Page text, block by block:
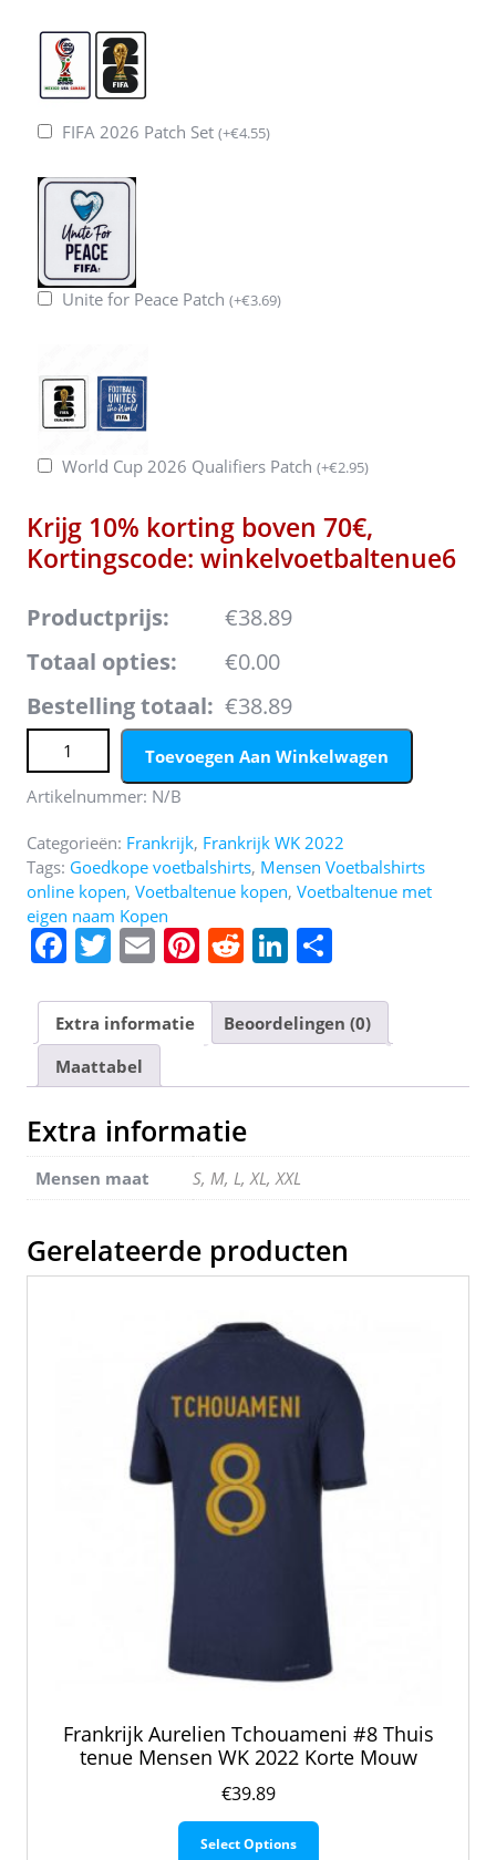
FIFA 2026 Patch Set (+€4.55)
Unite for Peace Patch (+€3.69)
World Cup 2026 Qualifiers Patch (+€2.95)
Krijg 10% korting boven 70€,
Kortingscode: winkelvoetbaltenue6
Productprijs:
€38.89
Totaal opties:
€0.00
Bestelling totaal: €38.89
Frankrijk Uit tenue Mensen WK 2022 Korte Mouw aantal
Toevoegen Aan Winkelwagen
Artikelnummer: N/B
Categorieën: Frankrijk, Frankrijk WK 2022
Tags: Goedkope voetbalshirts, Mensen Voetbalshirts
online kopen, Voetbaltenue kopen, Voetbaltenue met
eigen naam Kopen
F
c
e
b
o
o
k
T
itt
er
E
ai
l
Pi
er
e
st
R
d
di
t
Li
k
e
dI
e
n
Extra informatie
Beoordelingen (0)
Maattabel
Extra informatie
Mensen maat S, M, L, XL, XXL
Gerelateerde producten
Frankrijk Aurelien Tchouameni #8 Thuis
tenue Mensen WK 2022 Korte Mouw
€39.89
Select Options
Dit